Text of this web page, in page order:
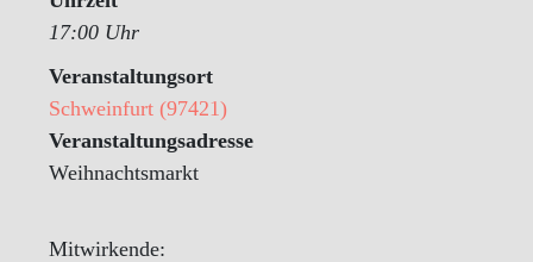
17:00 Uhr
Veranstaltungsort
Schweinfurt (97421)
Veranstaltungsadresse
Weihnachtsmarkt
Mitwirkende: